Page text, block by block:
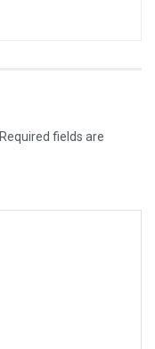
Required fields are